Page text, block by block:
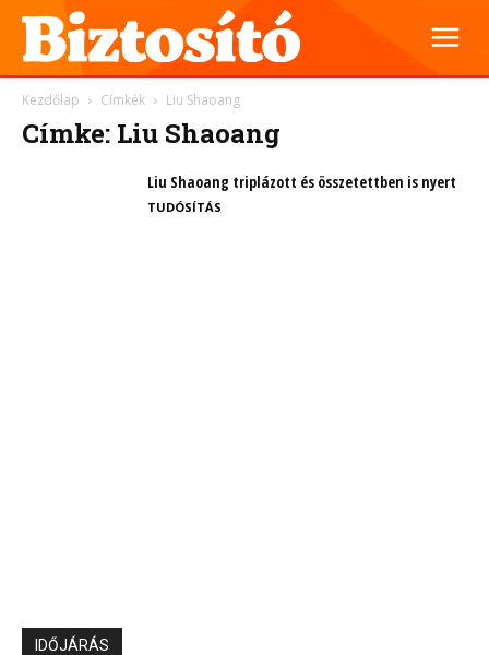
Kezdőlap Címkék Liu Shaoang
Címke: Liu Shaoang
Liu Shaoang triplázott és összetettben is nyert
TUDÓSÍTÁS
IDŐJÁRÁS